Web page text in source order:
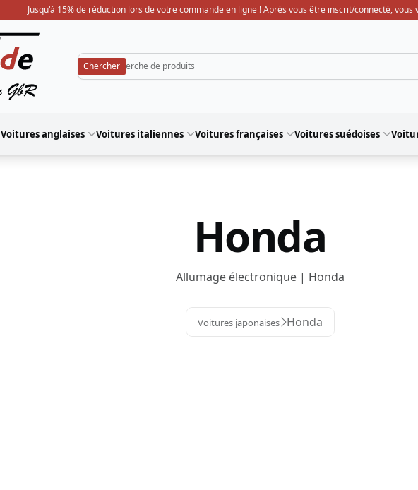
Jusqu'à 15% de réduction lors de votre commande en ligne ! Après vous être inscrit/connecté,
Voitures anglaises Voitures italiennes Voitures françaises Voitures suédoises
Honda
Allumage électronique | Honda
Voitures japonaises Honda